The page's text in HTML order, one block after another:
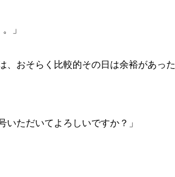
」
おそらく比較的その日は余裕があった
ただいてよろしいですか？」